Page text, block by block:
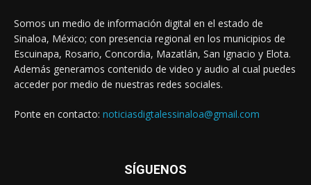
Somos un medio de información digital en el estado de
Sinaloa, México; con presencia regional en los municipios de
Escuinapa, Rosario, Concordia, Mazatlán, San Ignacio y Elota.
Además generamos contenido de video y audio al cual puedes
acceder por medio de nuestras redes sociales.
Ponte en contacto: noticiasdigtalessinaloa@gmail.com
SÍGUENOS